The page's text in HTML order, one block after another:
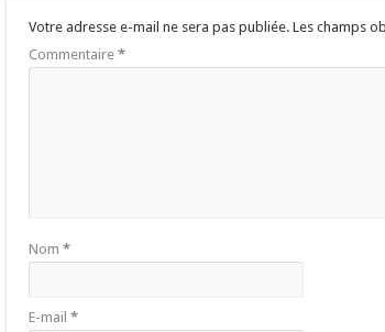
Votre adresse e-mail ne sera pas publiée. Les champs
Commentaire *
Nom *
E-mail *